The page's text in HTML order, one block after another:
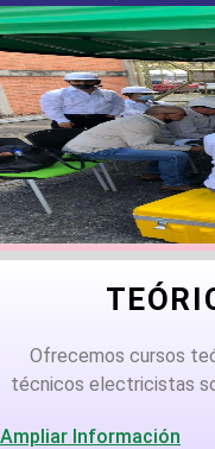
Ofrecemos cursos
técnicos electricistas
Ampliar Información